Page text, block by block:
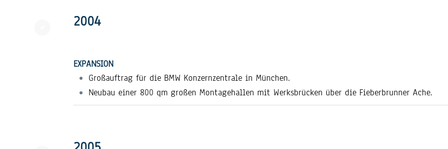
2004
EXPANSION
Großauftrag für die BMW Konzernzentrale in München.
Neubau einer 800 qm großen Montagehallen mit Werksbrücken über die Fieberbrunner Ache.